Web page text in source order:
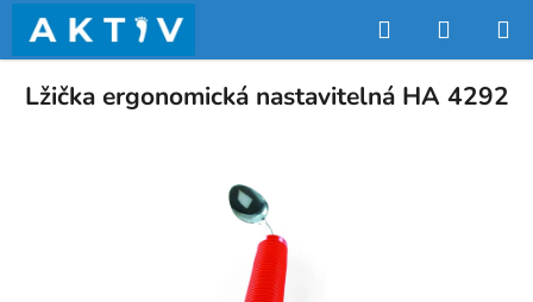
obsah
Hledat
KOŠÍK
Lžička ergonomická nastavitelná HA 4292